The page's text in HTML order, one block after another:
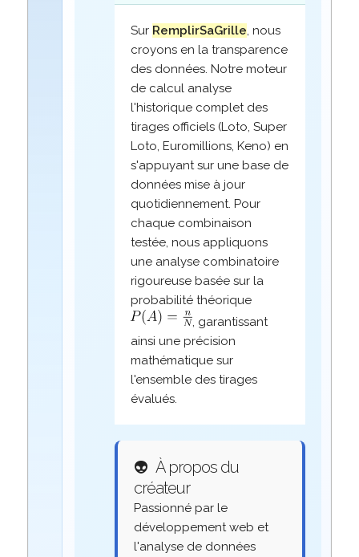
Sur RemplirSaGrille, nous
croyons en la transparence
des données. Notre moteur
de calcul analyse
l'historique complet des
tirages officiels (Loto, Super
Loto, Euromillions, Keno) en
s'appuyant sur une base de
données mise à jour
quotidiennement. Pour
chaque combinaison
testée, nous appliquons
une analyse combinatoire
rigoureuse basée sur la
probabilité théorique
, garantissant
ainsi une précision
mathématique sur
l'ensemble des tirages
évalués.
👽 À propos du
créateur
Passionné par le
développement web et
l'analyse de données